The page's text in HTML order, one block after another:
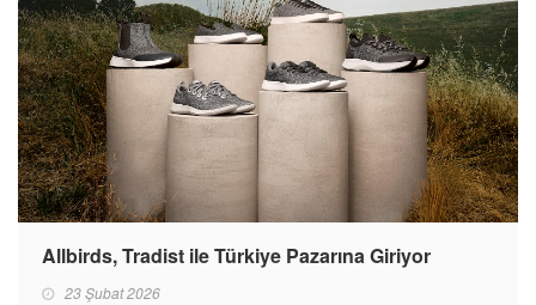
Allbirds, Tradist ile Türkiye Pazarına Giriyor
23 Şubat 2026